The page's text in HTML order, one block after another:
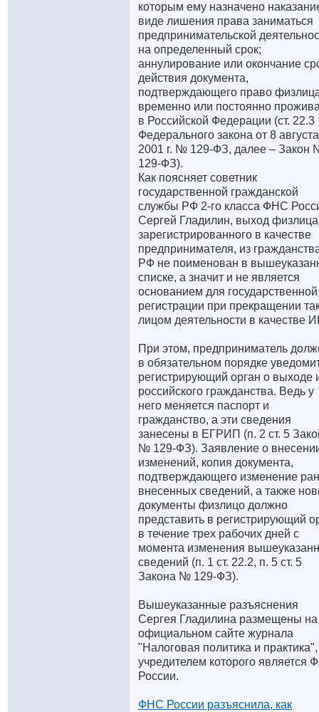
которым ему назначено
виде лишения права заниматься
предпринимательской
на определенный срок;
аннулирование или окончание
действия документа,
подтверждающего право
временно или постоянно
в Российской Федерации (ст. 22.3
Федерального закона от 8 августа
2001 г. № 129-ФЗ, далее – Закон
129-ФЗ).
Как поясняет советник
государственной гражданской
службы РФ 2-го класса ФНС
Сергей Гладилин, выход
зарегистрированного в качестве
предпринимателя, из
РФ не поименован в
списке, а значит и не является
основанием для государственной
регистрации при прекращении
лицом деятельности в качестве
При этом, предприниматель
в обязательном порядке
регистрирующий орган о выходе
российского гражданства. Ведь у
него меняется паспорт и
гражданство, а эти сведения
занесены в ЕГРИП (п. 2 ст. 5
№ 129-ФЗ). Заявление о
изменений, копия документа,
подтверждающего изменение
внесенных сведений, а также
документы физлицо должно
представить в регистрирующий
в течение трех рабочих дней с
момента изменения
сведений (п. 1 ст. 22.2, п. 5 ст. 5
Закона № 129-ФЗ).
Вышеуказанные разъяснения
Сергея Гладилина размещены на
официальном сайте журнала
"Налоговая политика и практика",
учредителем которого является
России.
ФНС России разъяснила, как